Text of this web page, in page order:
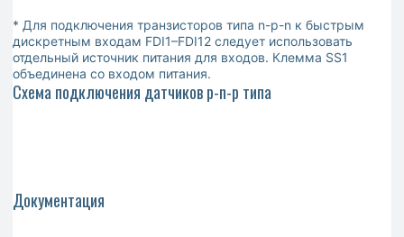
* Для подключения транзисторов типа n-p-n к быстрым
дискретным входам FDI1–FDI12 следует использовать
отдельный источник питания для входов. Клемма SS1
объединена со входом питания.
Схема подключения датчиков p-n-p типа
Документация